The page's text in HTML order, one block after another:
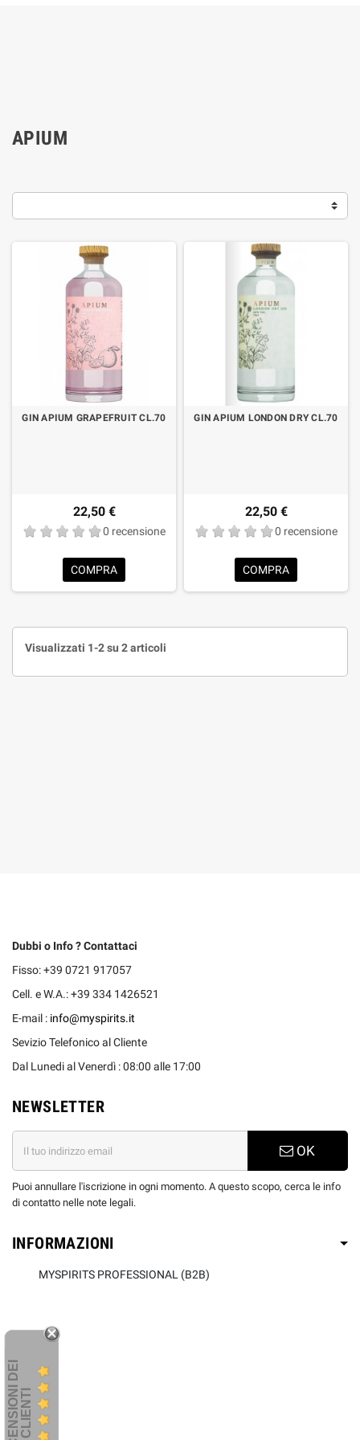
APIUM
GIN APIUM GRAPEFRUIT CL.70
22,50 €
0 recensione
COMPRA
GIN APIUM LONDON DRY CL.70
22,50 €
0 recensione
COMPRA
Visualizzati 1-2 su 2 articoli
Dubbi o Info ? Contattaci
Fisso: +39 0721 917057
Cell. e W.A.: +39 334 1426521
E-mail : info@myspirits.it
Sevizio Telefonico al Cliente
Dal Lunedi al Venerdì : 08:00 alle 17:00
NEWSLETTER
OK
Puoi annullare l'iscrizione in ogni momento. A questo scopo, cerca le info
di contatto nelle note legali.
INFORMAZIONI
MYSPIRITS PROFESSIONAL (B2B)
R
E
C
E
N
S
I
ON
I
D
E
I
C
L
I
E
N
TI